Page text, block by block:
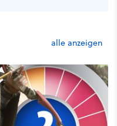
alle anzeigen